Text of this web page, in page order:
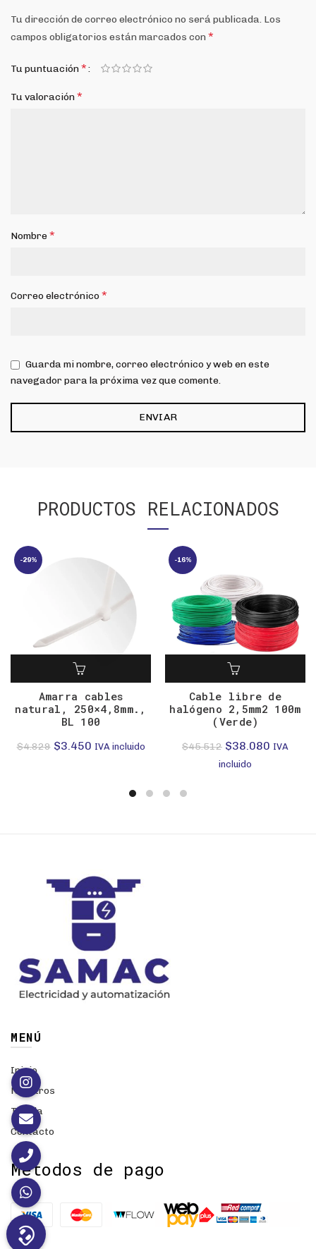
Tu dirección de correo electrónico no será publicada. Los
campos obligatorios están marcados con *
Tu puntuación*
Tu valoración*
Nombre*
Correo electrónico*
Guarda mi nombre, correo electrónico y web en este
navegador para la próxima vez que comente.
PRODUCTOS RELACIONADOS
-29%
Amarra cables
natural, 250×4,8mm.,
BL 100
$4.829 El
$3.450ElIVA incluido
-16%
Cable libre de
halógeno 2,5mm2 100m
(Verde)
$45.512 El
precio
$38.080 El
IVA
incluido
MENÚ
Inicio
Nosotros
Tienda
Contacto
Métodos de pago